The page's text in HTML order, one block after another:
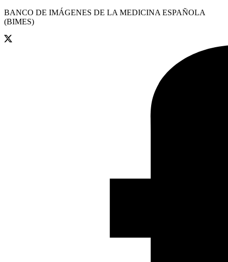
BANCO DE IMÁGENES DE LA MEDICINA ESPAÑOLA
(BIMES)